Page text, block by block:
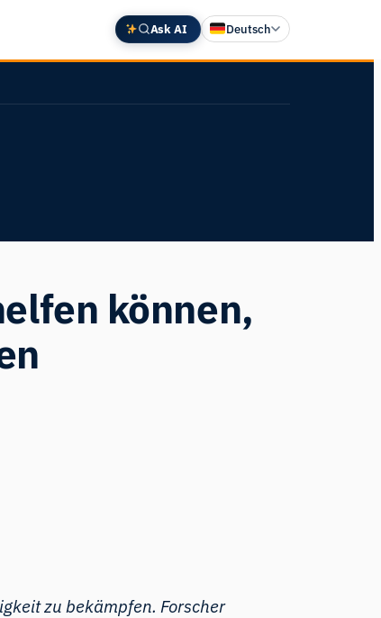
Ask AI Deutsch
English
können,
zu bekämpfen. Forscher